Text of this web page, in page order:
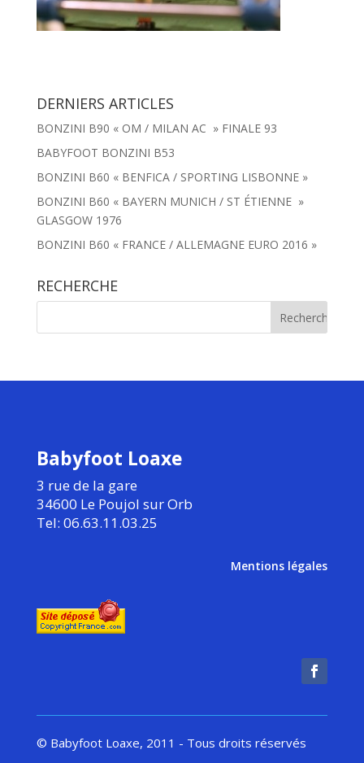
DERNIERS ARTICLES
BONZINI B90 « OM / MILAN AC » FINALE 93
BABYFOOT BONZINI B53
BONZINI B60 « BENFICA / SPORTING LISBONNE »
BONZINI B60 « BAYERN MUNICH / ST ÉTIENNE »
GLASGOW 1976
BONZINI B60 « FRANCE / ALLEMAGNE EURO 2016 »
RECHERCHE
Babyfoot Loaxe
3 rue de la gare
34600 Le Poujol sur Orb
Tel: 06.63.11.03.25
Mentions légales
© Babyfoot Loaxe, 2011 - Tous droits réservés